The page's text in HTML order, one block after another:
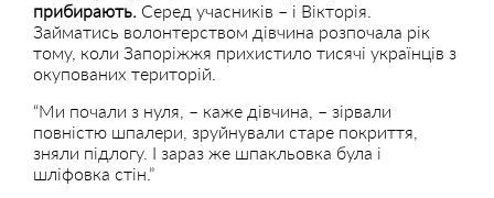
прибирають. Серед учасників – і Вікторія.
Займатись волонтерством дівчина розпочала рік
тому, коли Запоріжжя прихистило тисячі українців з
окупованих територій.
“Ми почали з нуля, – каже дівчина, – зірвали
повністю шпалери, зруйнували старе покриття,
зняли підлогу. І зараз же шпакльовка була і
шліфовка стін.”